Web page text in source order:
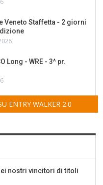
Veneto Staffetta - 2 giorni
Long - WRE - 3^ pr.
ENTRY WALKER 2.0
nostri vincitori di titoli